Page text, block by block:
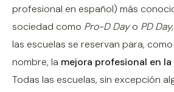
profesional en español) más
sociedad como Pro-D Dayo PD Day,
las escuelas se reservan para,
nombre, la mejora profesional en
Todas las escuelas, sin excepción